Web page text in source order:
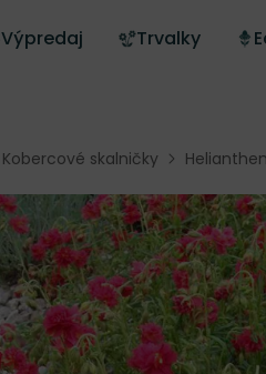
Výpredaj Trvalky
Kobercové skalničky